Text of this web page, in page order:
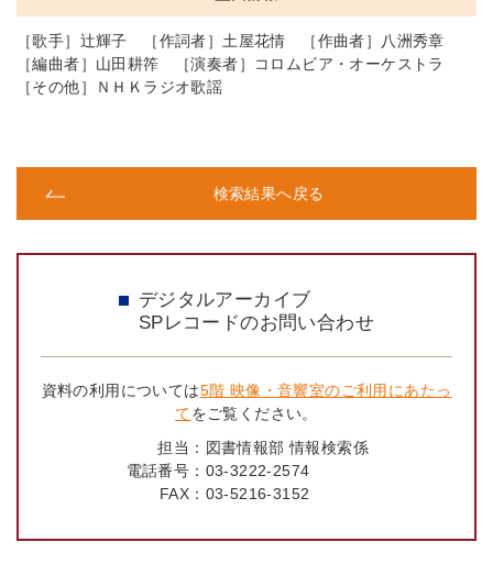
［歌手］辻輝子 ［作詞者］土屋花情 ［作曲者］八洲秀章
［編曲者］山田耕筰 ［演奏者］コロムビア・オーケストラ
［その他］ＮＨＫラジオ歌謡
検索結果へ戻る
デジタルアーカイブ
SPレコードのお問い合わせ
資料の利用については5階 映像・音響室のご利用にあたっ
てをご覧ください。
担当： 図書情報部 情報検索係
電話番号： 03-3222-2574
FAX： 03-5216-3152